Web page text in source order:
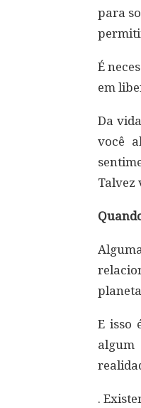
para
É
em
Da
você
Talvez
E isso
algum
.